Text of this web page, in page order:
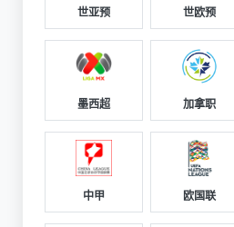
世亚预 世欧预
墨西超 加拿职
中甲 欧国联